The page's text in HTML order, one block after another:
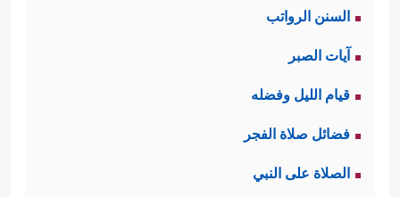
السنن الرواتب
آيات الصبر
قيام الليل وفضله
فضائل صلاة الفجر
الصلاة على النبي